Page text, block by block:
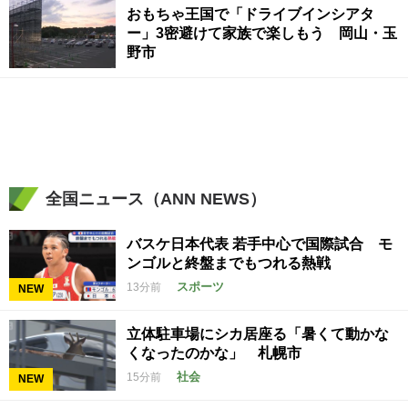
おもちゃ王国で「ドライブインシアタ
ー」3密避けて家族で楽しもう 岡山・玉
野市
全国ニュース（ANN NEWS）
NEW
バスケ日本代表 若手中心で国際試合 モ
ンゴルと終盤までもつれる熱戦
13分前 スポーツ
NEW
立体駐車場にシカ居座る「暑くて動かな
くなったのかな」 札幌市
15分前 社会